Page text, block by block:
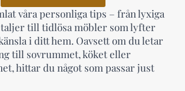
våra personliga tips – från lyxiga
till tidlösa möbler som lyfter
i ditt hem. Oavsett om du letar
till sovrummet, köket eller
hittar du något som passar just